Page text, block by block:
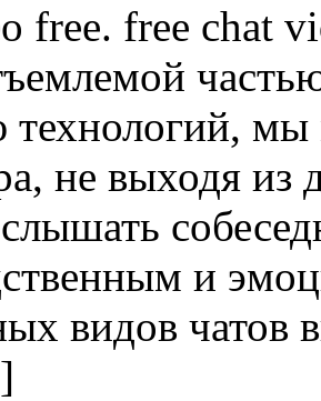
free. free chat
технологий,
не выходя из
и
видов чатов